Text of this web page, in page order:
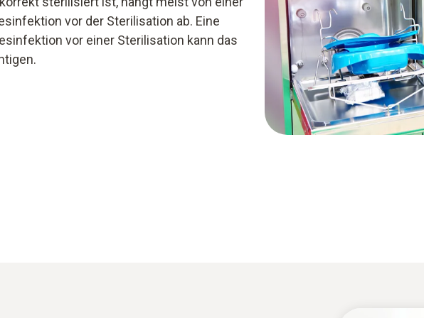
vor der Sterilisation ab. Eine
vor einer Sterilisation kann das